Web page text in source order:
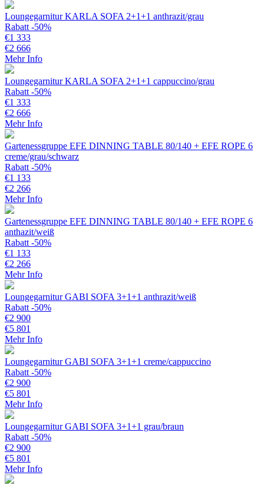
Loungegarnitur KARLA SOFA 2+1+1 anthrazit/grau
Rabatt -50%
€1 333
€2 666
Mehr Info
Loungegarnitur KARLA SOFA 2+1+1 cappuccino/grau
Rabatt -50%
€1 333
€2 666
Mehr Info
Gartenessgruppe EFE DINNING TABLE 80/140 + EFE ROPE 6
creme/grau/schwarz
Rabatt -50%
€1 133
€2 266
Mehr Info
Gartenessgruppe EFE DINNING TABLE 80/140 + EFE ROPE 6
anthazit/weiß
Rabatt -50%
€1 133
€2 266
Mehr Info
Loungegarnitur GABI SOFA 3+1+1 anthrazit/weiß
Rabatt -50%
€2 900
€5 801
Mehr Info
Loungegarnitur GABI SOFA 3+1+1 creme/cappuccino
Rabatt -50%
€2 900
€5 801
Mehr Info
Loungegarnitur GABI SOFA 3+1+1 grau/braun
Rabatt -50%
€2 900
€5 801
Mehr Info